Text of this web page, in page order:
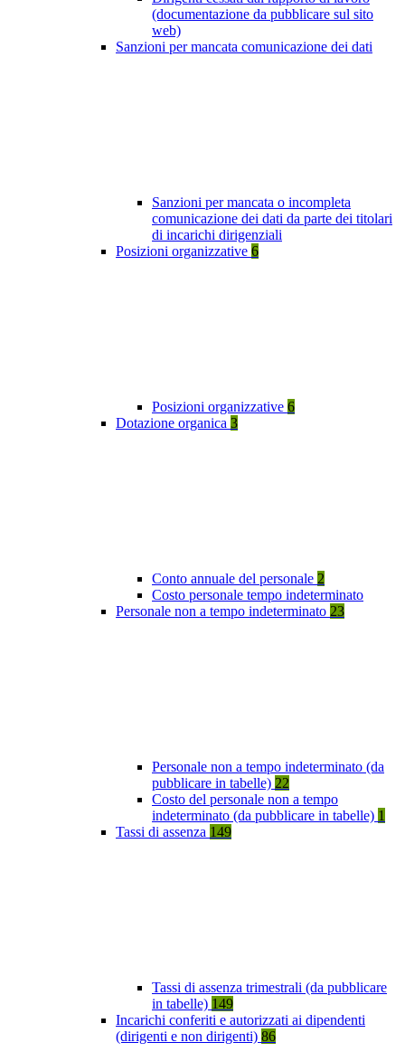
(documentazione da pubblicare sul sito
web)
Sanzioni per mancata comunicazione dei dati
Sanzioni per mancata o incompleta
comunicazione dei dati da parte dei titolari
di incarichi dirigenziali
Posizioni organizzative 6
Posizioni organizzative 6
Dotazione organica 3
Conto annuale del personale 2
Costo personale tempo indeterminato
Personale non a tempo indeterminato 23
Personale non a tempo indeterminato (da
pubblicare in tabelle) 22
Costo del personale non a tempo
indeterminato (da pubblicare in tabelle) 1
Tassi di assenza 149
Tassi di assenza trimestrali (da pubblicare
in tabelle) 149
Incarichi conferiti e autorizzati ai dipendenti
(dirigenti e non dirigenti) 86